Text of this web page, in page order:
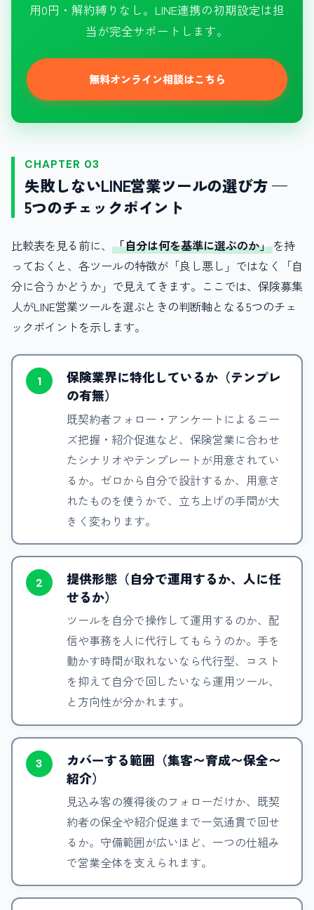
用0円・解約縛りなし。LINE連携の初期設定は担
当が完全サポートします。
無料オンライン相談はこちら
CHAPTER 03
失敗しないLINE営業ツールの選び方 —
5つのチェックポイント
比較表を見る前に、 「自分は何を基準に選ぶのか」を持
っておくと、各ツールの特徴が「良し悪し」ではなく「自
分に合うかどうか」で見えてきます。ここでは、保険募集
人がLINE営業ツールを選ぶときの判断軸となる5つのチェ
ックポイントを示します。
1
保険業界に特化しているか（テンプレ
の有無）
既契約者フォロー・アンケートによるニー
ズ把握・紹介促進など、保険営業に合わせ
たシナリオやテンプレートが用意されてい
るか。ゼロから自分で設計するか、用意さ
れたものを使うかで、立ち上げの手間が大
きく変わります。
2
提供形態（自分で運用するか、人に任
せるか）
ツールを自分で操作して運用するのか、配
信や事務を人に代行してもらうのか。手を
動かす時間が取れないなら代行型、コスト
を抑えて自分で回したいなら運用ツール、
と方向性が分かれます。
3
カバーする範囲（集客〜育成〜保全〜
紹介）
見込み客の獲得後のフォローだけか、既契
約者の保全や紹介促進まで一気通貫で回せ
るか。守備範囲が広いほど、一つの仕組み
で営業全体を支えられます。